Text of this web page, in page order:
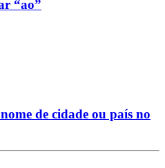
“ao”
de cidade ou país no